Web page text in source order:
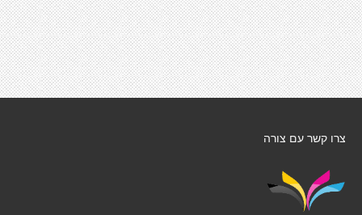
צרו קשר עם צורה